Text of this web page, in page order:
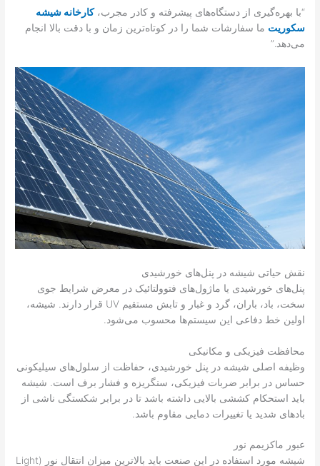
“با بهره‌گیری از دستگاه‌های پیشرفته و کادر مجرب،کارخانه شیشه
سکوریت ما سفارشات شما را در کوتاه‌ترین زمان و با دقت بالا انجام
می‌دهد.”
نقش حیاتی شیشه در پنل‌های خورشیدی
پنل‌های خورشیدی یا ماژول‌های فتوولتائیک در معرض شرایط جوی
سخت، باد، باران، گرد و غبار و تابش مستقیم UV قرار دارند. شیشه،
اولین خط دفاعی این سیستم‌ها محسوب می‌شود.
محافظت فیزیکی و مکانیکی
وظیفه اصلی شیشه در پنل خورشیدی، حفاظت از سلول‌های سیلیکونی
حساس در برابر ضربات فیزیکی، سنگریزه و فشار برف است. شیشه
باید استحکام کششی بالایی داشته باشد تا در برابر شکستگی ناشی از
بادهای شدید یا تغییرات دمایی مقاوم باشد.
عبور ماکزیمم نور
شیشه مورد استفاده در این صنعت باید بالاترین میزان انتقال نور (Light